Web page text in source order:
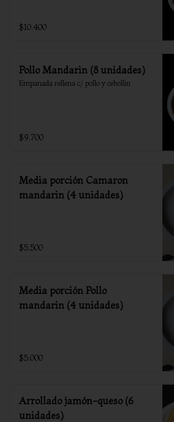
$10.400
Pollo Mandarin (8 unidades)
Empanada rellena c/ pollo y cebollin
$9.700
Media porción Camaron
mandarin (4 unidades)
$5.500
Media porción Pollo
mandarin (4 unidades)
$5.000
Arrollado jamón-queso (6
unidades)